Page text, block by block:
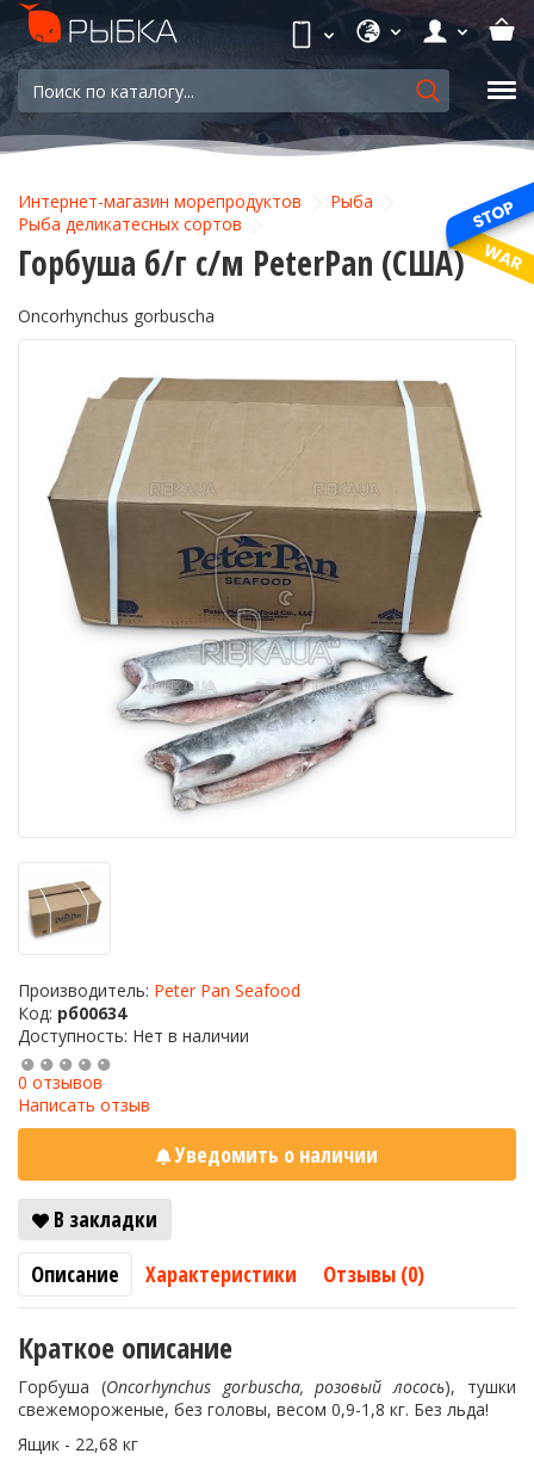
Интернет-магазин морепродуктов
Рыба
Рыба деликатесных сортов
Горбуша б/г с/м PeterPan (США)
Oncorhynchus gorbuscha
Производитель: Peter Pan Seafood
Код: рб00634
Доступность: Нет в наличии
0 отзывов
Написать отзыв
Уведомить о наличии
В закладки
Описание
Характеристики Отзывы (0)
Краткое описание
Горбуша (Oncorhynchus gorbuscha, розовый лосось), тушки
свежемороженые, без головы, весом 0,9-1,8 кг. Без льда!
Ящик - 22,68 кг